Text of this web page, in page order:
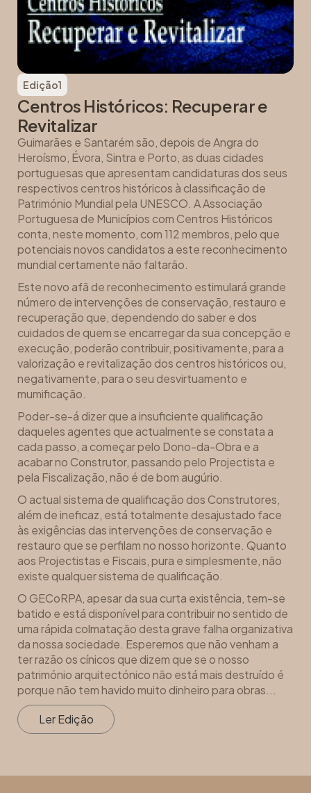
Edição1
Centros Históricos: Recuperar e
Revitalizar
Guimarães e Santarém são, depois de Angra do
Heroísmo, Évora, Sintra e Porto, as duas cidades
portuguesas que apresentam candidaturas dos seus
respectivos centros históricos à classificação de
Património Mundial pela UNESCO. A Associação
Portuguesa de Municípios com Centros Históricos
conta, neste momento, com 112 membros, pelo que
potenciais novos candidatos a este reconhecimento
mundial certamente não faltarão.
Este novo afã de reconhecimento estimulará grande
número de intervenções de conservação, restauro e
recuperação que, dependendo do saber e dos
cuidados de quem se encarregar da sua concepção e
execução, poderão contribuir, positivamente, para a
valorização e revitalização dos centros históricos ou,
negativamente, para o seu desvirtuamento e
mumificação.
Poder-se-á dizer que a insuficiente qualificação
daqueles agentes que actualmente se constata a
cada passo, a começar pelo Dono-da-Obra e a
acabar no Construtor, passando pelo Projectista e
pela Fiscalização, não é de bom augúrio.
O actual sistema de qualificação dos Construtores,
além de ineficaz, está totalmente desajustado face
às exigências das intervenções de conservação e
restauro que se perfilam no nosso horizonte. Quanto
aos Projectistas e Fiscais, pura e simplesmente, não
existe qualquer sistema de qualificação.
O GECoRPA, apesar da sua curta existência, tem-se
batido e está disponível para contribuir no sentido de
uma rápida colmatação desta grave falha organizativa
da nossa sociedade. Esperemos que não venham a
ter razão os cínicos que dizem que se o nosso
património arquitectónico não está mais destruído é
porque não tem havido muito dinheiro para obras...
Ler Edição